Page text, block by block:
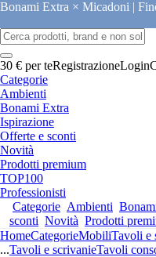
Bonami Extra × Micadoni |
30 € per teRegistrazioneLogin
Categorie
Ambienti
Bonami Extra
Ispirazione
Offerte e sconti
Novità
Prodotti premium
TOP100
Professionisti
Categorie Ambienti
sconti Novità Prodotti
HomeCategorieMobiliTavoli e
...Tavoli e scrivanieTavoli